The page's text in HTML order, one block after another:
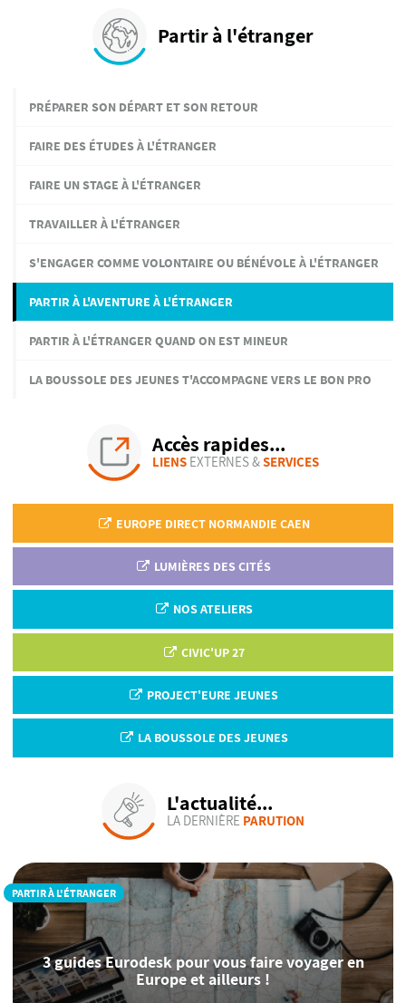
Partir à l'étranger
PRÉPARER SON DÉPART ET SON RETOUR
FAIRE DES ÉTUDES À L'ÉTRANGER
FAIRE UN STAGE À L'ÉTRANGER
TRAVAILLER À L'ÉTRANGER
S'ENGAGER COMME VOLONTAIRE OU BÉNÉVOLE À L'ÉTRANGER
PARTIR À L'AVENTURE À L'ÉTRANGER
PARTIR À L'ÉTRANGER QUAND ON EST MINEUR
LA BOUSSOLE DES JEUNES T'ACCOMPAGNE VERS LE BON PRO
Accès rapides...
LIENSEXTERNES &SERVICES
EUROPE DIRECT NORMANDIE CAEN
LUMIÈRES DES CITÉS
NOS ATELIERS
CIVIC'UP 27
PROJECT'EURE JEUNES
LA BOUSSOLE DES JEUNES
L'actualité...
LA DERNIÈRE PARUTION
PARTIR À L'ÉTRANGER
3 guides Eurodesk pour vous faire voyager en
Europe et ailleurs !